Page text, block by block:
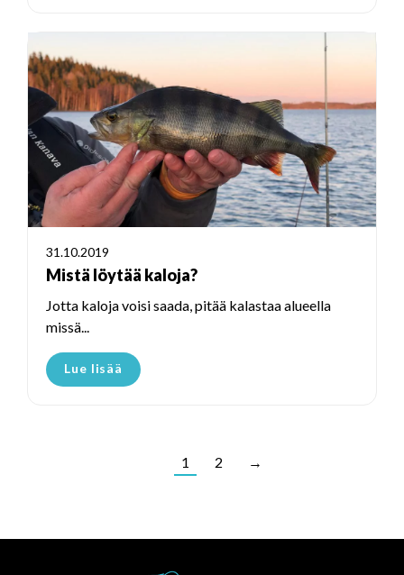
31.10.2019
Mistä löytää kaloja?
Jotta kaloja voisi saada, pitää kalastaa alueella
missä...
Lue lisää
1 2 →